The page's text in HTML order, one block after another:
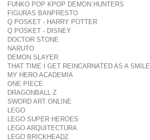
FUNKO POP KPOP DEMON HUNTERS
FIGURAS BANPRESTO
Q POSKET - HARRY POTTER
Q POSKET - DISNEY
DOCTOR STONE
NARUTO
DEMON SLAYER
THAT TIME I GET REINCARNATED AS A SMILE
MY HERO ACADEMIA
ONE PIECE
DRAGONBALL Z
SWORD ART ONLINE
LEGO
LEGO SUPER HEROES
LEGO ARQUITECTURA
LEGO BRICKHEADZ